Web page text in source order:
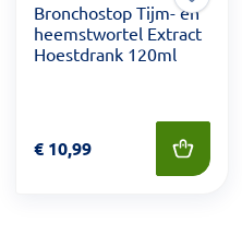
Bronchostop Tijm- en
heemstwortel Extract
Hoestdrank 120ml
Prijs: € 10,99
€ 10,99